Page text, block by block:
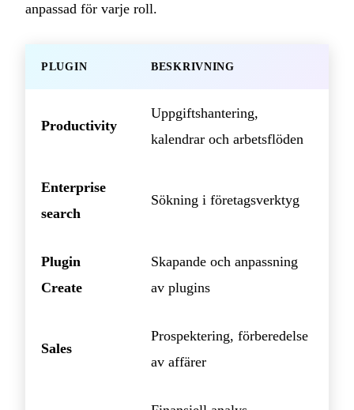
anpassad för varje roll.
PLUGIN BESKRIVNING
Productivity
Uppgiftshantering,
kalendrar och arbetsflöden
Enterprise
search
Sökning i företagsverktyg
Plugin
Create
Skapande och anpassning
av plugins
Sales
Prospektering, förberedelse
av affärer